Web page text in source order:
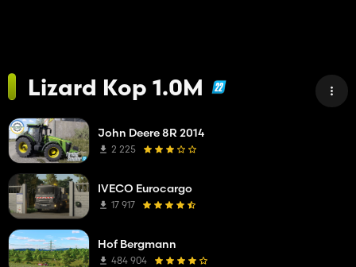
Lizard Kop 1.0M
John Deere 8R 2014
2 225
IVECO Eurocargo
17 917
Hof Bergmann
484 904